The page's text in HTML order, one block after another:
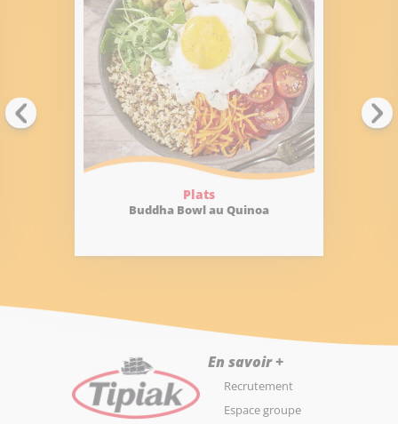
Plats
Buddha Bowl au Quinoa
En savoir +
Recrutement
Espace groupe